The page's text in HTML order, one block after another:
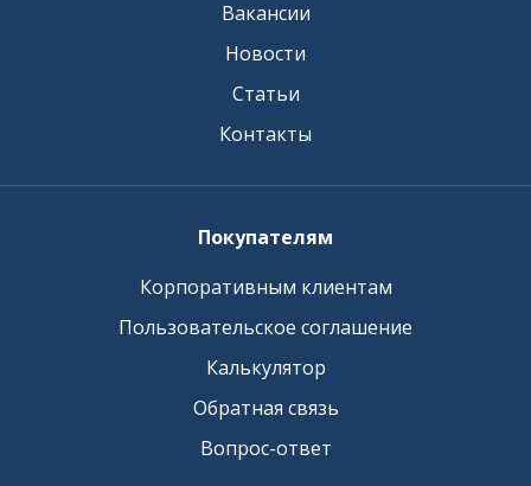
Вакансии
Новости
Статьи
Контакты
Покупателям
Корпоративным клиентам
Пользовательское соглашение
Калькулятор
Обратная связь
Вопрос-ответ